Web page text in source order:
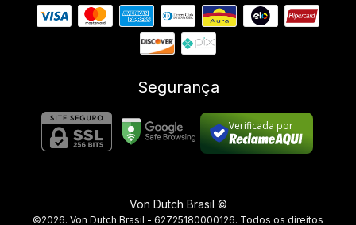
Segurança
Verificada por
Von Dutch Brasil ©
©2026. Von Dutch Brasil - 62725180000126. Todos os direitos